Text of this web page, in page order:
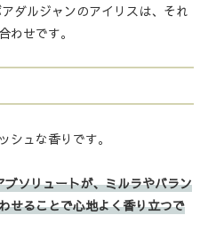
ダルジャンのアイリスは、それ
わせです。
シュな香りです。
ソリュートが、ミルラやバラン
せることで心地よく香り立つで